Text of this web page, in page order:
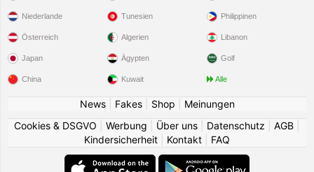
Niederlande
Österreich
Japan
China
Tunesien
Algerien
Ägypten
Kuwait
Philippinen
Libanon
Golf
Alle
News| Fakes| Shop
Meinungen
Cookies & DSGVO
Werbung Über uns Datenschutz AGB
Kindersicherheit
Kontakt FAQ